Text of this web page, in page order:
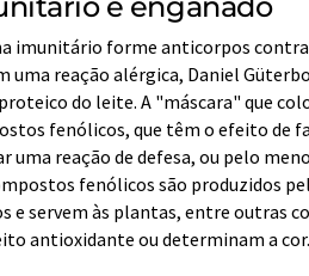
imunitário forme anticorpos
uma reação alérgica, Daniel
do leite. A "máscara" que
fenólicos, que têm o efeito de
uma reação de defesa, ou pelo
fenólicos são produzidos
e servem às plantas, entre outras
antioxidante ou determinam a cor.